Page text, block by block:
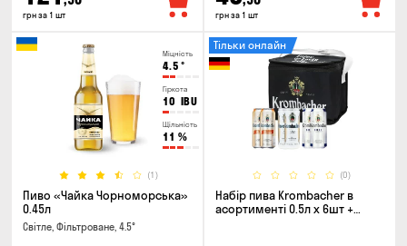
грн за 1 шт грн за 1 шт
Міцність
4.5 °
Гіркота
10 IBU
Щільність
11 %
(1)
Пиво «Чайка Чорноморська»
0.45л
Світле, Фільтроване, 4.5°
(0)
Тільки онлайн
Набір пива Krombacher в
асортименті 0.5л х 6шт +